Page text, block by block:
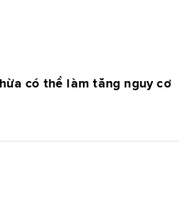
có thể làm tăng nguy cơ